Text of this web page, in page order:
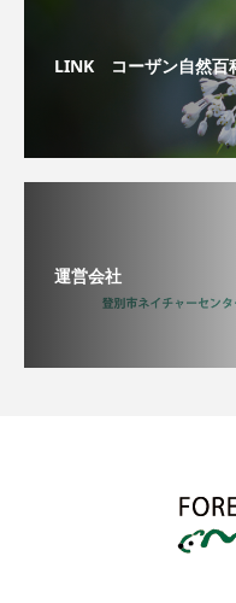
LINK コーザン自然百
運営会社